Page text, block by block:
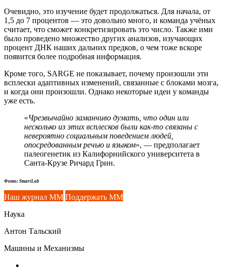
Очевидно, это изучение будет продолжаться. Для начала, от
1,5 до 7 процентов — это довольно много, и команда учёных
считает, что сможет конкретизировать это число. Также ими
было проведено множество других анализов, изучающих
процент ДНК наших дальних предков, о чем тоже вскоре
появится более подробная информация.
Кроме того, SARGE не показывает, почему произошли эти
всплески адаптивных изменений, связанные с блоками мозга,
и когда они произошли. Однако некоторые идеи у команды
уже есть.
«Чрезвычайно заманчиво думать, что один или
несколько из этих всплесков были как-то связаны с
невероятно социальным поведением людей,
опосредованным речью и языком», — предполагает
палеогенетик из Калифорнийского университета в
Санта-Крузе Ричард Грин.
Фото: SmartLab
Наш журнал ММ Поддержать ММ
Наука
Антон Тальский
Машины и Механизмы